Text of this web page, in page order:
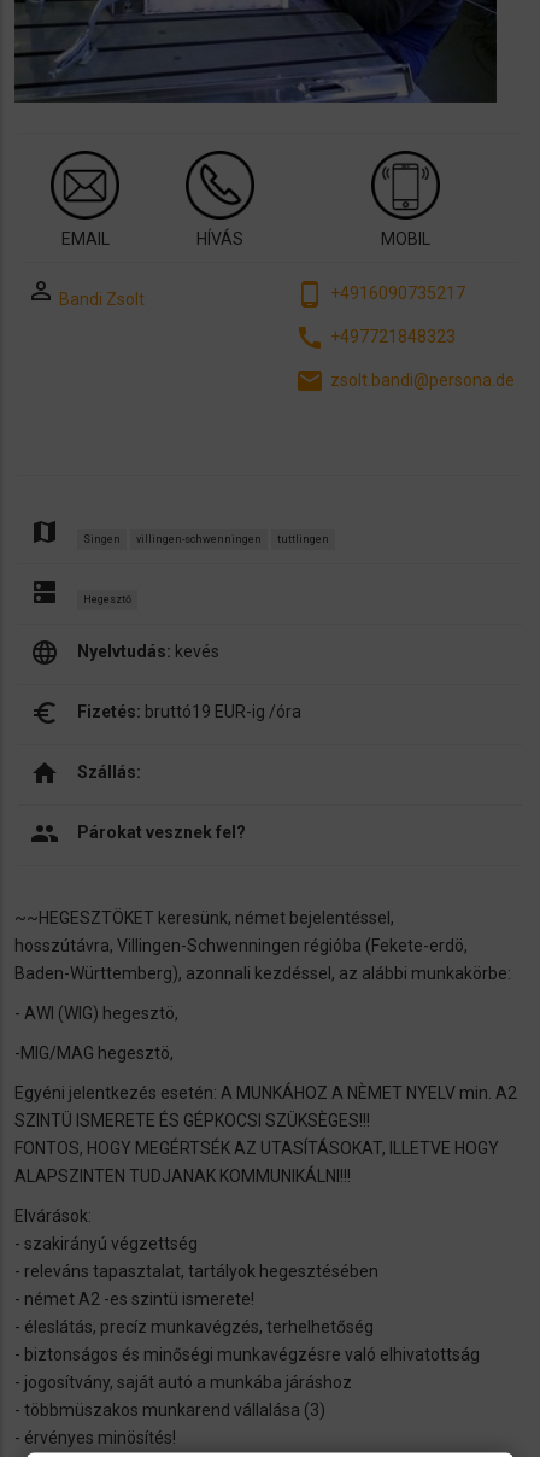
EMAIL HÍVÁS MOBIL
perm_identity Bandi Zsolt phone_android +4916090735217
call +497721848323
email zsolt.bandi@persona.de
map Singen villingen-schwenningen tuttlingen
dns Hegesztő
language Nyelvtudás: kevés
euro_symbol Fizetés: bruttó19 EUR-ig /óra
home Szállás:
people Párokat vesznek fel?
~~HEGESZTÖKET keresünk, német bejelentéssel,
hosszútávra, Villingen-Schwenningen régióba (Fekete-erdö,
Baden-Württemberg), azonnali kezdéssel, az alábbi munkakörbe:
- AWI (WIG) hegesztö,
-MIG/MAG hegesztö,
Egyéni jelentkezés esetén: A MUNKÁHOZ A NÈMET NYELV min. A2
SZINTÜ ISMERETE ÉS GÉPKOCSI SZÜKSÈGES!!!
FONTOS, HOGY MEGÉRTSÉK AZ UTASÍTÁSOKAT, ILLETVE HOGY
ALAPSZINTEN TUDJANAK KOMMUNIKÁLNI!!!
Elvárások:
- szakirányú végzettség
- releváns tapasztalat, tartályok hegesztésében
- német A2 -es szintü ismerete!
- éleslátás, precíz munkavégzés, terhelhetőség
- biztonságos és minőségi munkavégzésre való elhivatottság
- jogosítvány, saját autó a munkába járáshoz
- többmüszakos munkarend vállalása (3)
- érvényes minösítés!